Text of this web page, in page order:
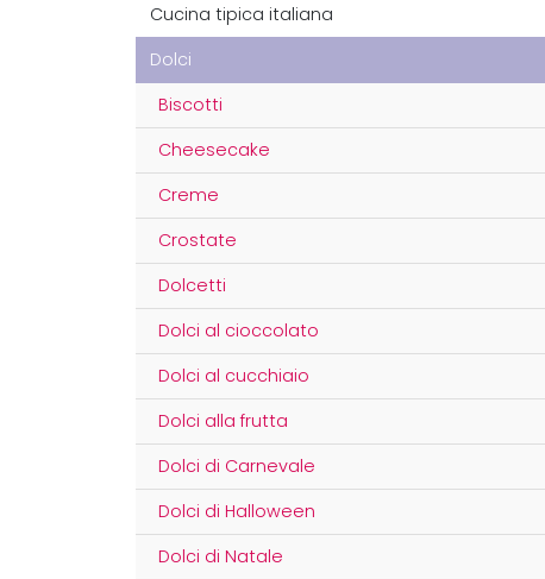
Cucina tipica italiana
Dolci
Biscotti
Cheesecake
Creme
Crostate
Dolcetti
Dolci al cioccolato
Dolci al cucchiaio
Dolci alla frutta
Dolci di Carnevale
Dolci di Halloween
Dolci di Natale